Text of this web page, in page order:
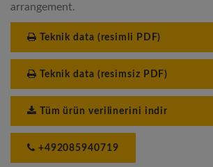
arrangement.
Teknik data (resimli PDF)
Teknik data (resimsiz PDF)
Tüm ürün verilinerini indir
+492085940719